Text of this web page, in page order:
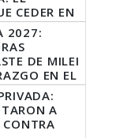
CEDER EN
FUEGO
2027:
DE MILEI
EN EL
A
CONTRA